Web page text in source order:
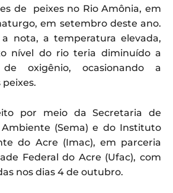
de peixes no Rio Amônia, em
em setembro deste ano.
nota, a temperatura elevada,
nível do rio teria diminuído a
de oxigênio, ocasionando a
por meio da Secretaria de
(Sema) e do Instituto
do Acre (Imac), em parceria
Federal do Acre (Ufac), com
nos dias 4 de outubro.